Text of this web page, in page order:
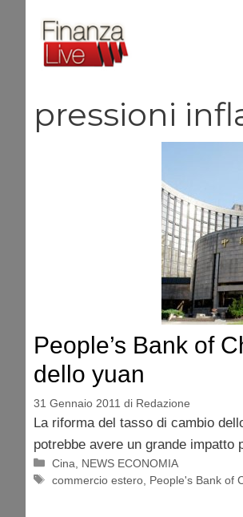
contenuto
pressioni
People’s Bank of
dello yuan
31 Gennaio 2011 di Redazione
La riforma del tasso di cambio
potrebbe avere un grande
Categorie
Cina
NEWS ECONOMIA
Tag
commercio estero People's Bank of